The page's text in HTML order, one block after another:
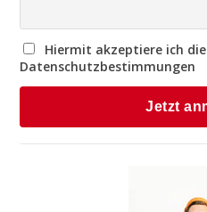
Hiermit akzeptiere ich die
Datenschutzbestimmungen